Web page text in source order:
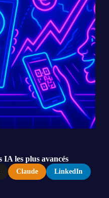
IA les plus avancés
Claude LinkedIn